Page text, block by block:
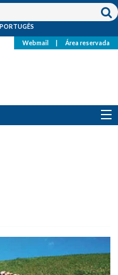
PORTUGÊS
Webmail Área reservada